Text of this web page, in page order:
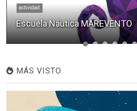
actividad
Escuela Náutica MAREVENTO
MÁS VISTO